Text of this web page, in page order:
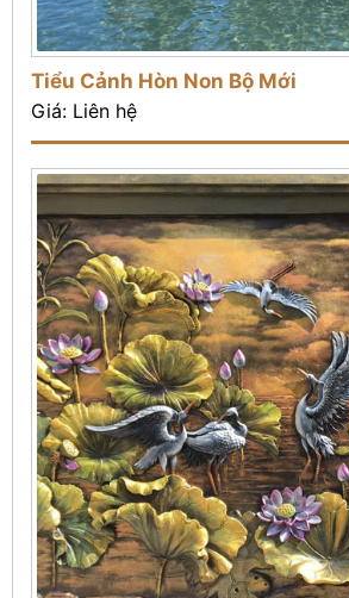
Tiểu Cảnh Hòn Non Bộ Mới
Giá: Liên hệ